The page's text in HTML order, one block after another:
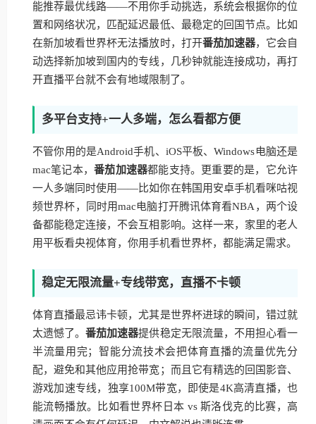
能推荐最优线路——不用你手动挑选，系统会根据你的位
置和网络状况，匹配延迟最低、最稳定的回国节点。比如
在新加坡看世界杯无法播放时，打开番茄加速器，它会自
动选择新加坡到国内的专线，几秒钟就能连接成功，再打
开直播平台就不会有地域限制了。
多平台支持+一人多端，怎么看都方便
不管你用的是Android手机、iOS平板、Windows电脑还是
mac笔记本，番茄加速器都能支持。更重要的是，它允许
一人多端同时使用——比如你在韩国用安卓手机看咪咕视
频世界杯，同时用mac电脑打开腾讯体育看NBA，两个设
备都能稳定连接，不会互相影响。这样一来，家里的老人
用平板看央视体育，你用手机看世界杯，都能满足需求。
稳定无限流量+专线带宽，直播不卡顿
体育直播最忌讳卡顿，尤其是世界杯进球的瞬间，错过就
太遗憾了。番茄加速器提供稳定无限流量，不用担心看一
半流量用完；智能分流技术会把体育直播的流量优先分
配，避免和其他应用抢带宽；而且它有精选的回国影音、
游戏加速专线，独享100M带宽，即使是4K高清直播，也
能流畅播放。比如看世界杯日本 vs 斯洛伐克的比赛，高